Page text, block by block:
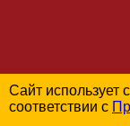
Сайт использует
соответствии с